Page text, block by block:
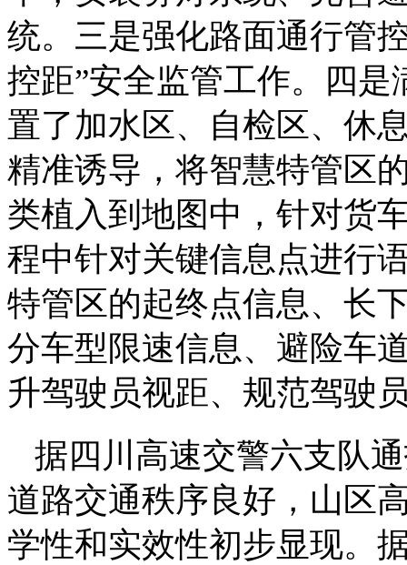
统。三是强化路面通行管
控距”安全监管工作。四
置了加水区、自检区、休
精准诱导，将智慧特管区
类植入到地图中，针对货
程中针对关键信息点进行
特管区的起终点信息、长
分车型限速信息、避险车
升驾驶员视距、规范驾驶
据四川高速交警六支队
道路交通秩序良好，山区
学性和实效性初步显现。